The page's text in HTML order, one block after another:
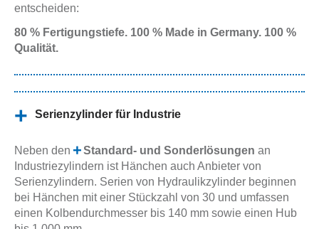
entscheiden:
80 % Fertigungstiefe. 100 % Made in Germany. 100 %
Qualität.
Serienzylinder für Industrie
Neben den Standard- und Sonderlösungen an
Industriezylindern ist Hänchen auch Anbieter von
Serienzylindern. Serien von Hydraulikzylinder beginnen
bei Hänchen mit einer Stückzahl von 30 und umfassen
einen Kolbendurchmesser bis 140 mm sowie einen Hub